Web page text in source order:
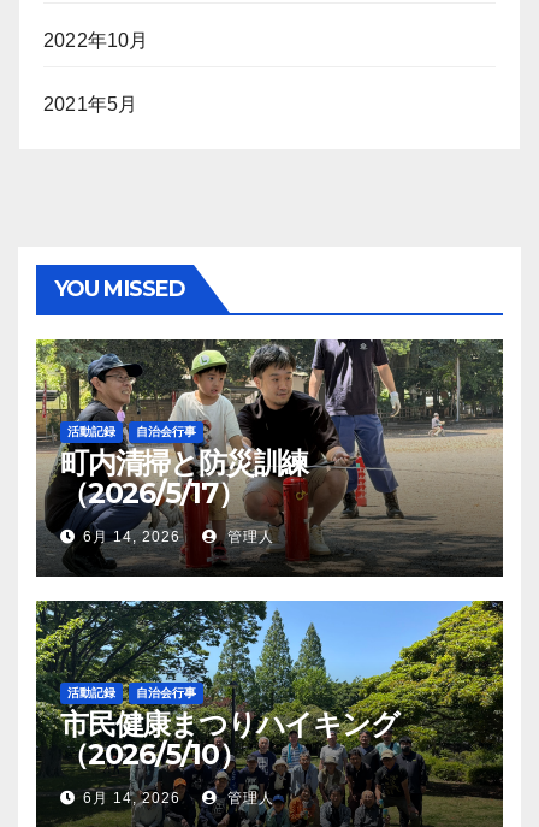
2022年10月
2021年5月
YOU MISSED
活動記録 自治会行事
町内清掃と防災訓練
（2026/5/17）
6月 14, 2026 管理人
活動記録 自治会行事
市民健康まつりハイキング
（2026/5/10）
6月 14, 2026 管理人